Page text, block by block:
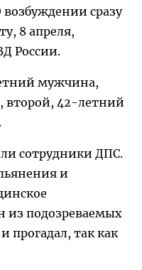
сразу
8 апреля,
России.
мужчина,
второй, 42-летний
сотрудники ДПС.
и
из подозреваемых
прогадал, так как